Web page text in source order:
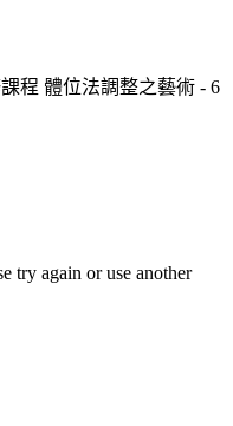
程 體位法調整之藝術 - 6
try again or use another